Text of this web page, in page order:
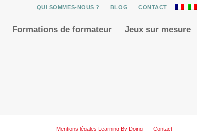
QUI SOMMES-NOUS ? BLOG CONTACT
Formations de formateur Jeux sur mesure
Mentions légales Learning By Doing Contact